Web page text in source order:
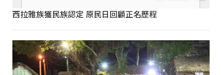
西拉雅族獲民族認定 原民日回顧正名歷程